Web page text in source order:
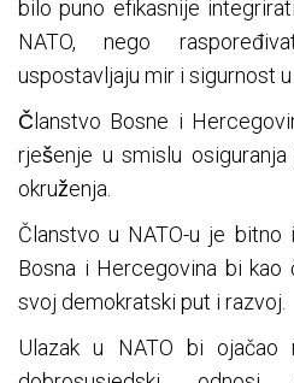
bilo puno efikasnije
NATO, nego
uspostavljaju mir i sigurnost u
Članstvo Bosne i
rješenje u smislu
okruženja.
Članstvo u NATO-u je bitno
Bosna i Hercegovina bi kao
svoj demokratski put i razvoj.
Ulazak u NATO bi ojačao